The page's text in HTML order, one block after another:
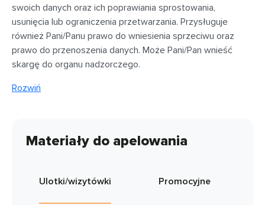
Materiały do apelowania
Ulotki/wizytówki Promocyjne
swoich danych oraz ich poprawiania sprostowania,
usunięcia lub ograniczenia przetwarzania. Przysługuje
również Pani/Panu prawo do wniesienia sprzeciwu oraz
prawo do przenoszenia danych. Może Pani/Pan wnieść
skargę do organu nadzorczego.
Rozwiń